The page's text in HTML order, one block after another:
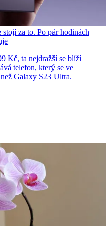
za to. Po pár hodinách
Kč, ta nejdražší se blíží
telefon, který se ve
Galaxy S23 Ultra.